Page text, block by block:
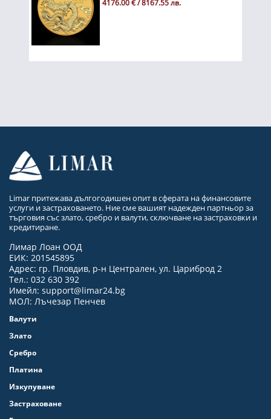
4176.00 € / 8167.55 лв.
Limar притежава дългогодишен опит в сферата на финансовите
услуги и застраховането. Ние сме вашият надежден партньор за
търговия със злато, сребро и валути, сключване на застраховки и
кредитиране.
Лимар Лоан ООД
ЕИК: 201545895
Адрес: гр. Пловдив, р-н Централен, ул. Цариброд 2
Тел.: 032 630 392
Имейл: support@limar24.bg
МОЛ: Лъчезар Пенчев
Валути
Злато
Сребро
Платина
Изкупуване
Застраховане